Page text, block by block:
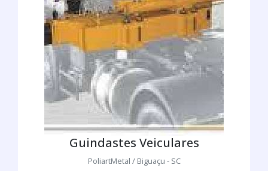
Guindastes Veiculares
PoliartMetal / Biguaçu - SC